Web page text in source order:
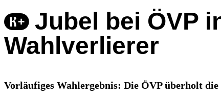
Jubel bei ÖVP
Wahlverlierer
Vorläufiges Wahlergebnis: Die ÖVP überholt